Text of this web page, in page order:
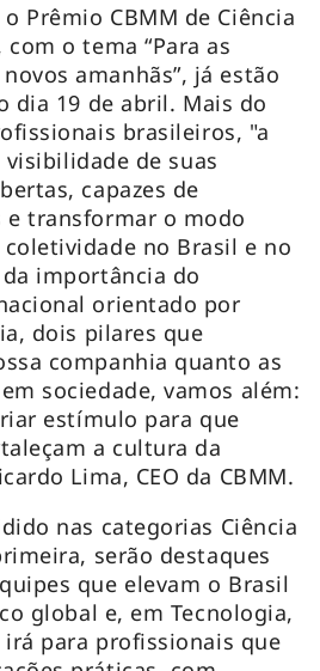
Prêmio CBMM de Ciência
o tema “Para as
amanhãs”, já estão
dia 19 de abril. Mais do
brasileiros, "a
de suas
capazes de
e transformar o modo
no Brasil e no
importância do
orientado por
dois pilares que
companhia quanto as
sociedade, vamos além:
estímulo para que
a cultura da
Lima, CEO da CBMM.
nas categorias Ciência
serão destaques
que elevam o Brasil
global e, em Tecnologia,
para profissionais que